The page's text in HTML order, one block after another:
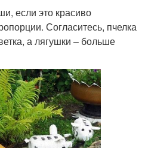
если это красиво
Согласитесь, пчелка
а лягушки – больше